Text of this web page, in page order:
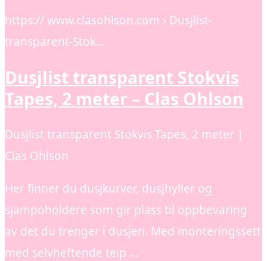
https:// www.clasohlson.com › Dusjlist-
transparent-Stok…
Dusjlist transparent Stokvis
Tapes, 2 meter – Clas Ohlson
Dusjlist transparent Stokvis Tapes, 2 meter |
Clas Ohlson
Her finner du dusjkurver, dusjhyller og
sjampoholdere som gir plass til oppbevaring
av det du trenger i dusjen. Med monteringssett
med selvheftende teip …